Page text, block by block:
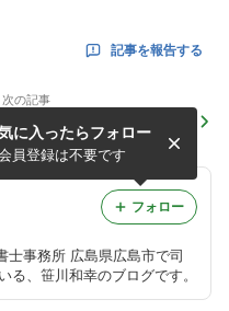
記事を報告する
次の記事
島市で司
る、笹川和幸のブログです。
に入ったらフォロー
員登録は不要です
フォロー